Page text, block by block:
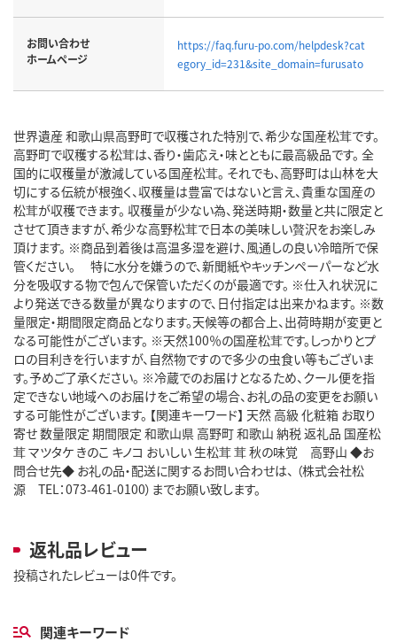
お問い合わせ
ホームページ
https://faq.furu-po.com/helpdesk?cat
egory_id=231&site_domain=furusato
世界遺産 和歌山県高野町で収穫された特別で、希少な国産松茸です。
高野町で収穫する松茸は、香り・歯応え・味とともに最高級品です。 全
国的に収穫量が激減している国産松茸。 それでも、高野町は山林を大
切にする伝統が根強く、収穫量は豊富ではないと言え、貴重な国産の
松茸が収穫できます。 収穫量が少ない為、発送時期・数量と共に限定と
させて頂きますが、希少な高野松茸で日本の美味しい贅沢をお楽しみ
頂けます。 ※商品到着後は高温多湿を避け、風通しの良い冷暗所で保
管ください。 特に水分を嫌うので、新聞紙やキッチンペーパーなど水
分を吸収する物で包んで保管いただくのが最適です。 ※仕入れ状況に
より発送できる数量が異なりますので、日付指定は出来かねます。 ※数
量限定・期間限定商品となります。天候等の都合上、出荷時期が変更と
なる可能性がございます。 ※天然100％の国産松茸です。しっかりとプ
ロの目利きを行いますが、自然物ですので多少の虫食い等もございま
す。予めご了承ください。 ※冷蔵でのお届けとなるため、クール便を指
定できない地域へのお届けをご希望の場合、お礼の品の変更をお願い
する可能性がございます。 【関連キーワード】 天然 高級 化粧箱 お取り
寄せ 数量限定 期間限定 和歌山県 高野町 和歌山 納税 返礼品 国産松
茸 マツタケ きのこ キノコ おいしい 生松茸 茸 秋の味覚 高野山 ◆お
問合せ先◆ お礼の品・配送に関するお問い合わせは、 （株式会社松
源 TEL：073-461-0100）までお願い致します。
返礼品レビュー
投稿されたレビューは0件です。
関連キーワード